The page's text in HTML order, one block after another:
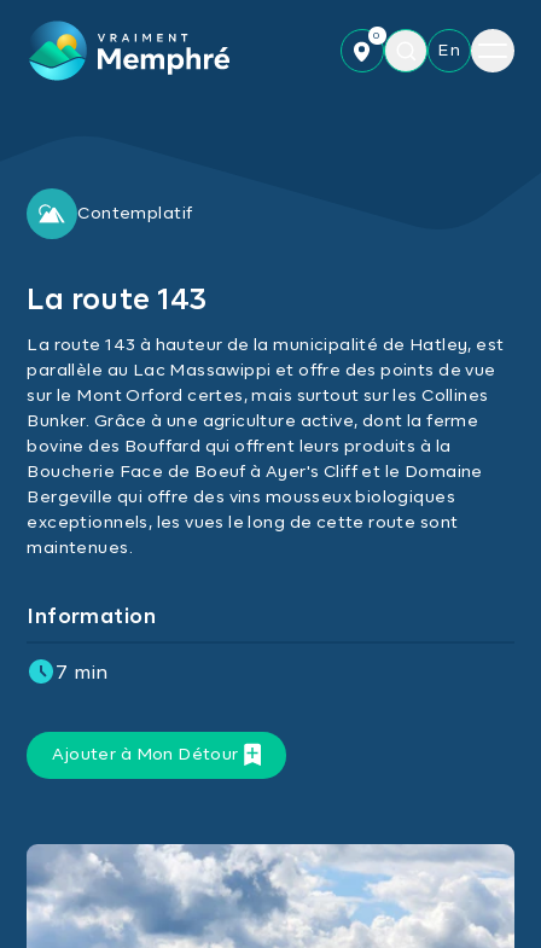
0
En
Menu
Contemplatif
La route 143
La route 143 à hauteur de la municipalité de Hatley, est
parallèle au Lac Massawippi et offre des points de vue
sur le Mont Orford certes, mais surtout sur les Collines
Bunker. Grâce à une agriculture active, dont la ferme
bovine des Bouffard qui offrent leurs produits à la
Boucherie Face de Boeuf à Ayer's Cliff et le Domaine
Bergeville qui offre des vins mousseux biologiques
exceptionnels, les vues le long de cette route sont
maintenues.
Information
7 min
Ajouter à Mon Détour